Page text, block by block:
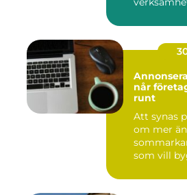
når
runt
Att synas
om mer
som vill